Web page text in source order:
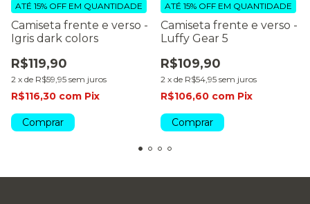
Camiseta frente e verso -
Igris dark colors
R$119,90
2 x de R$59,95 sem juros
ATÉ 15% OFF EM QUANTIDADE
R$116,30 com Pix
Comprar
Camiseta frente e verso -
Luffy Gear 5
R$109,90
2 x de R$54,95 sem juros
ATÉ 15% OFF EM QUANTIDADE
R$106,60 com Pix
Comprar